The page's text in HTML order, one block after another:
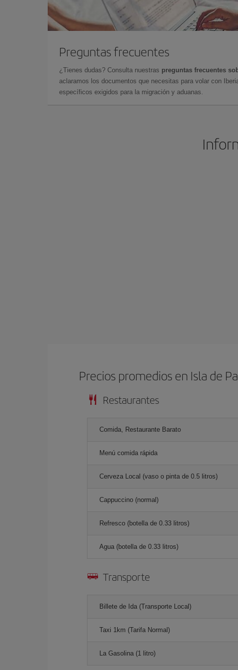
Preguntas frecuentes
¿Tienes dudas? Consulta nuestras preguntas frecuentes
aclaramos los documentos que necesitas para volar con
específicos exigidos para la migración y aduanas.
Precios promedios en Isla de
Restaurantes
Comida, Restaurante Barato
Menú comida rápida
Cerveza Local (vaso o pinta de 0.5 litros)
Cappuccino (normal)
Refresco (botella de 0.33 litros)
Agua (botella de 0.33 litros)
Transporte
Billete de Ida (Transporte Local)
Taxi 1km (Tarifa Normal)
La Gasolina (1 litro)